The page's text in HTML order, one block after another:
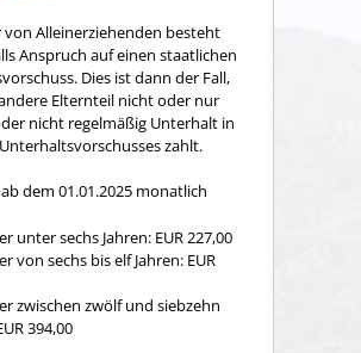
von Alleinerziehenden besteht
Anspruch auf einen staatlichen
Dies ist dann der Fall,
Elternteil nicht oder nur
nicht regelmäßig Unterhalt in
zahlt.
dem 01.01.2025 monatlich
unter sechs Jahren: EUR 227,00
von sechs bis elf Jahren: EUR
zwischen zwölf und siebzehn
394,00